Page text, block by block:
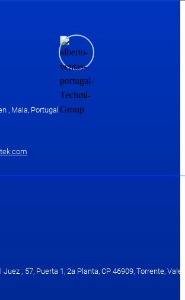
, Maia, Portugal
; 57, Puerta 1, 2a Planta, CP 46909, Torrente,